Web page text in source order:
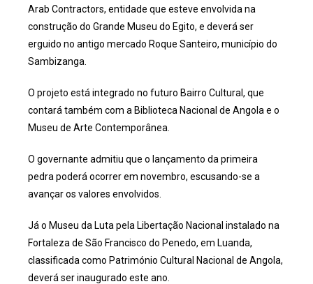
Arab Contractors, entidade que esteve envolvida na
construção do Grande Museu do Egito, e deverá ser
erguido no antigo mercado Roque Santeiro, município do
Sambizanga.
O projeto está integrado no futuro Bairro Cultural, que
contará também com a Biblioteca Nacional de Angola e o
Museu de Arte Contemporânea.
O governante admitiu que o lançamento da primeira
pedra poderá ocorrer em novembro, escusando-se a
avançar os valores envolvidos.
Já o Museu da Luta pela Libertação Nacional instalado na
Fortaleza de São Francisco do Penedo, em Luanda,
classificada como Património Cultural Nacional de Angola,
deverá ser inaugurado este ano.